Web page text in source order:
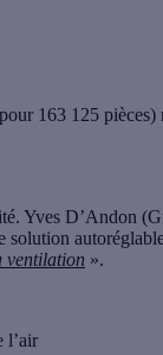
163 125 pièces)
Yves D’Andon
solution
ventilation ».
l’air